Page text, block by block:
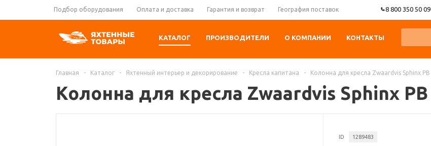
Подбор оборудования Оплата и доставка Гарантия и возврат География поставок 8 800 350 50 09
КАТАЛОГ ПРОИЗВОДИТЕЛИ О КОМПАНИИ КОНТАКТЫ
Главная - Каталог - Яхтенный интерьер и декорирование - Кресла капитана - Колонна для кресла Zwaardvis Sphinx PB
Колонна для кресла Zwaardvis Sphinx PB
ID 1289483